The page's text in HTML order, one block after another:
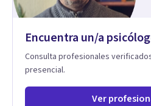
Encuentra un/a
Consulta profesionales
presencial.
Ver